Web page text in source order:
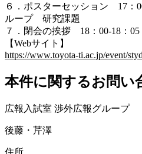
６． ポスターセッション 17：
ループ 研究課題
７．閉会の挨拶 18：00-18：05
【Webサイト】
https://www.toyota-ti.ac.jp/event/
本件に関するお問い
広報入試室 渉外広報グループ
後藤・芹澤
住所